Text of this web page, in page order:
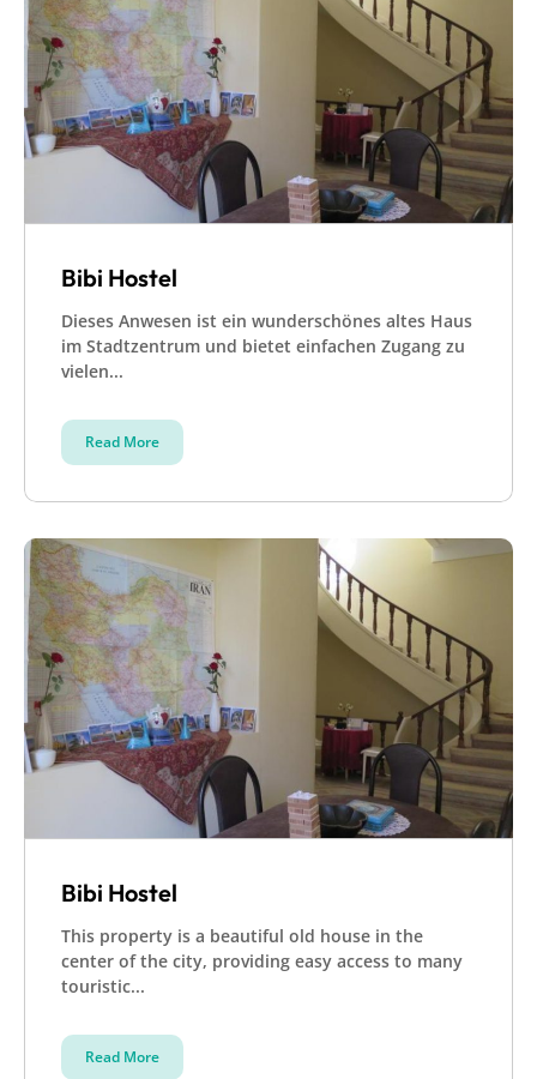
Bibi Hostel
Dieses Anwesen ist ein wunderschönes altes Haus
im Stadtzentrum und bietet einfachen Zugang zu
vielen...
Read More
Bibi Hostel
This property is a beautiful old house in the
center of the city, providing easy access to many
touristic...
Read More